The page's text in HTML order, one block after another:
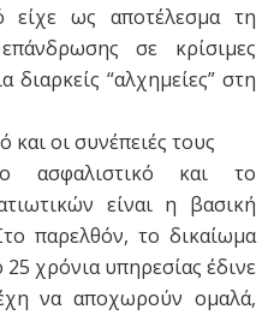
είχε ως αποτέλεσμα τη
σε κρίσιμες
διαρκείς “αλχημείες” στη
και οι συνέπειές τους
ασφαλιστικό και το
είναι η βασική
παρελθόν, το δικαίωμα
χρόνια υπηρεσίας έδινε
να αποχωρούν ομαλά,